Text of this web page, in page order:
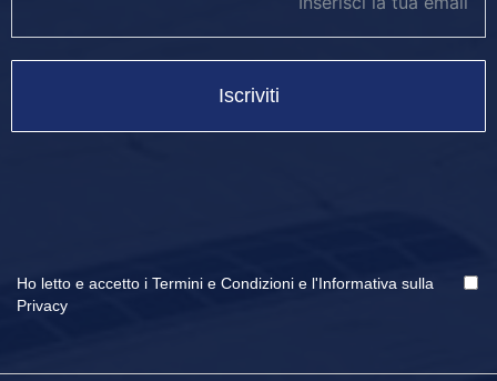
Iscriviti
Ho letto e accetto i Termini e Condizioni e l'Informativa sulla
Privacy